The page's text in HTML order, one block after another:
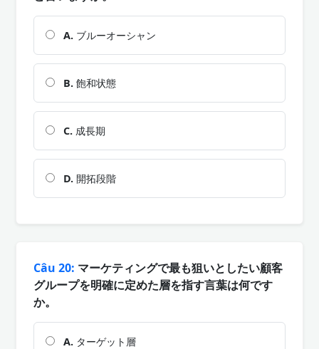
A. ブルーオーシャン
B. 飽和状態
C. 成長期
D. 開拓段階
Câu 20: マーケティングで最も狙いとしたい顧客
グループを明確に定めた層を指す言葉は何です
か。
A. ターゲット層